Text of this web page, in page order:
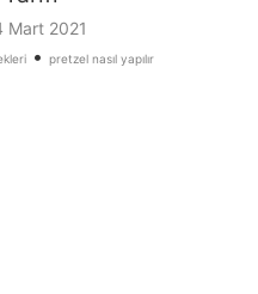
Mart 2021
• pretzel nasıl yapılır